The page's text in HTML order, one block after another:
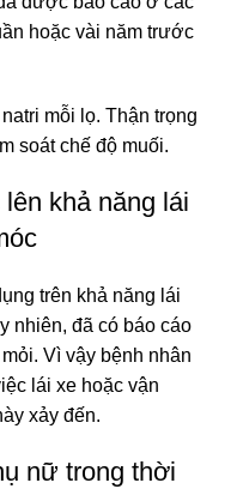
hoặc vài năm trước
mỗi lọ. Thận trọng
soát chế độ muối.
khả năng lái
trên khả năng lái
nhiên, đã có báo cáo
Vì vậy bệnh nhân
lái xe hoặc vận
xảy đến.
nữ trong thời